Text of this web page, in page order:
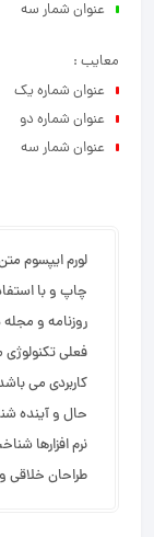
شصت و سه درصد
را می طلبد تا با نرم
الخصوص طراحان
عنوان شمار سه
معایب :
عنوان شماره یک
عنوان شماره دو
عنوان شمار سه
لورم ایپسوم
چاپ و با
روزنامه و
فعلی تکنولوژی
کاربردی می
حال و آینده
نرم افزارها
طراحان خلاقی